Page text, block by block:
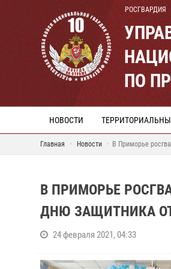
РОСГВАРДИЯ
ПО
НОВОСТИ
Главная Новости В Приморье
В ПРИМОРЬЕ
ДНЮ ЗАЩИТНИКА
24 февраля 2021, 04:33